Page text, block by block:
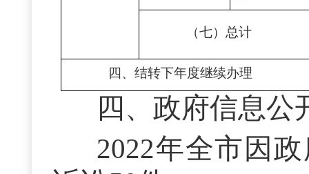
（七）总计
四、结转下年度继续办理
四、政府信息公
2022年全市因